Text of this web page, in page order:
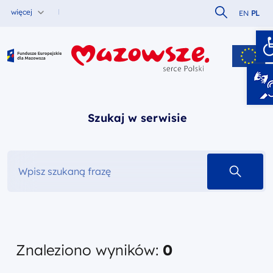
więcej Szukaj w
EN PL
Fundusze Europejskie dla Mazowsza
Szukaj w serwisie
szukaj
Znaleziono wyników: 0